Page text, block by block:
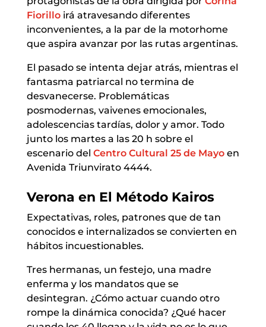
Fiorilloirá atravesando diferentes
inconvenientes, a la par de la motorhome
que aspira avanzar por las rutas argentinas.
El pasado se intenta dejar atrás, mientras el
fantasma patriarcal no termina de
desvanecerse. Problemáticas
posmodernas, vaivenes emocionales,
adolescencias tardías, dolor y amor. Todo
junto los martes a las 20 h sobre el
escenario del Centro Cultural 25 de Mayoen
Avenida Triunvirato 4444.
Verona en El Método Kairos
Expectativas, roles, patrones que de tan
conocidos e internalizados se convierten en
hábitos incuestionables.
Tres hermanas, un festejo, una madre
enferma y los mandatos que se
desintegran. ¿Cómo actuar cuando otro
rompe la dinámica conocida? ¿Qué hacer